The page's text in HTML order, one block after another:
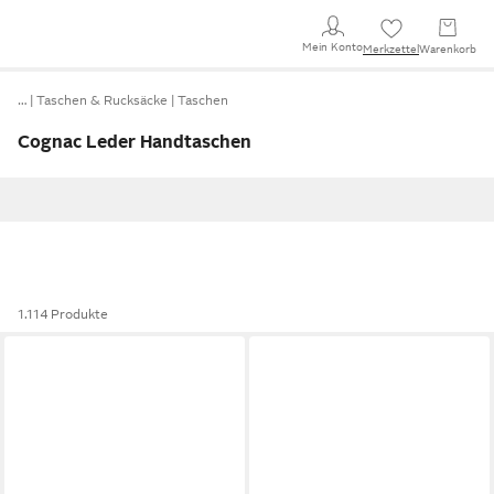
Mein KontoMerkzettel Warenkorb
… Taschen & Rucksäcke Taschen
Cognac Leder Handtaschen
1.114 Produkte